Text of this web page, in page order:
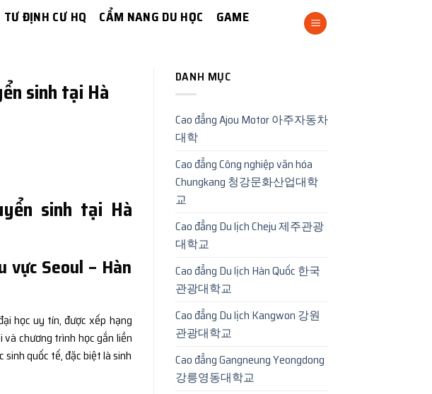
ĐỊNH CƯ HQ CẨM NANG DU HỌC
GAME
sinh tại Hà
sinh tại Hà
vực Seoul – Hàn
học uy tín, được xếp hạng
chương trình học gắn liền
quốc tế, đặc biệt là sinh
DANH MỤC
Cao đẳng Ajou Motor 아주자동차
대학
Cao đẳng Công nghiệp văn hóa
Chungkang 청강문화산업대학
교
Cao đẳng Du lịch Cheju 제주관광
대학교
Cao đẳng Du lịch Hàn Quốc 한국
관광대학교
Cao đẳng Du lịch Kangwon 강원
관광대학교
Cao đẳng Gangneung Yeongdong
강릉영동대학교